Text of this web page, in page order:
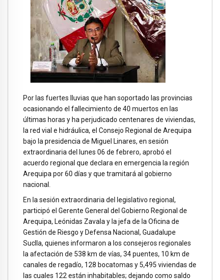
Por las fuertes lluvias que han soportado las provincias
ocasionando el fallecimiento de 40 muertos en las
últimas horas y ha perjudicado centenares de viviendas,
la red vial e hidráulica, el Consejo Regional de Arequipa
bajo la presidencia de Miguel Linares, en sesión
extraordinaria del lunes 06 de febrero, aprobó el
acuerdo regional que declara en emergencia la región
Arequipa por 60 días y que tramitará al gobierno
nacional.
En la sesión extraordinaria del legislativo regional,
participó el Gerente General del Gobierno Regional de
Arequipa, Leónidas Zavala y la jefa de la Oficina de
Gestión de Riesgo y Defensa Nacional, Guadalupe
Suclla, quienes informaron a los consejeros regionales
la afectación de 538 km de vías, 34 puentes, 10 km de
canales de regadío, 128 bocatomas y 5,495 viviendas de
las cuales 122 están inhabitables; dejando como saldo